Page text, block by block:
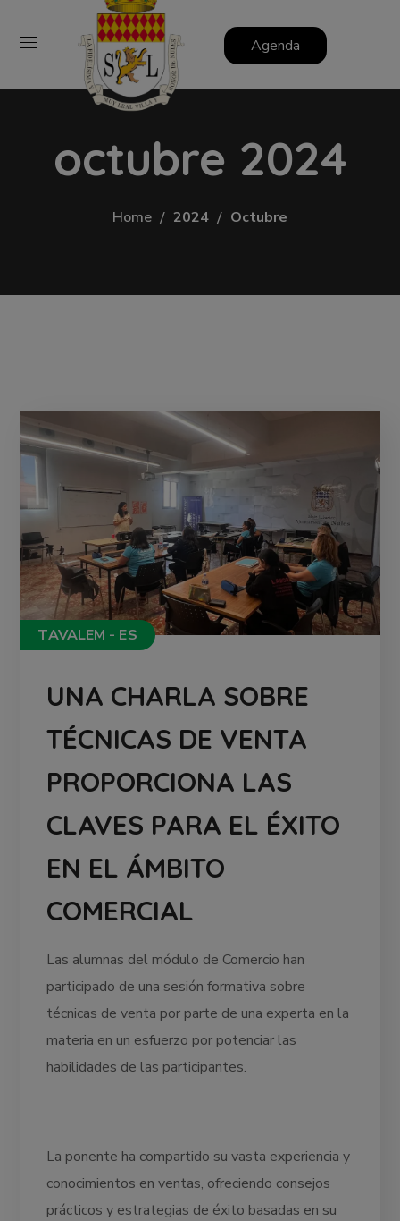
Agenda
octubre 2024
Home 2024 Octubre
TAVALEM - ES
UNA CHARLA SOBRE
TÉCNICAS DE VENTA
PROPORCIONA LAS
CLAVES PARA EL ÉXITO
EN EL ÁMBITO
COMERCIAL
Las alumnas del módulo de Comercio han
participado de una sesión formativa sobre
técnicas de venta por parte de una experta en la
materia en un esfuerzo por potenciar las
habilidades de las participantes.
La ponente ha compartido su vasta experiencia y
conocimientos en ventas, ofreciendo consejos
prácticos y estrategias de éxito basadas en su